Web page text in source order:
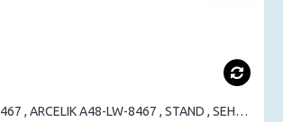
BEKO B48-LW-8467 , ARCELIK A48-LW-8467 , STAND , SEHPA AYAK , MASA AYAK